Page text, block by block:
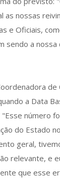
nossas
e Oficiais,
sendo a
de
a Data
número
do Estado
geral,
relevante, e
que esse